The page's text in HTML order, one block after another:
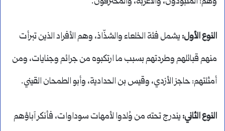
النوع الأول:يشمل فئة الخلعاء والشذّاذ، وهم الأفراد الذين تبرأت
منهم قبائلهم وطردتهم بسبب ما ارتكبوه من جرائم وجنايات، ومن
أمثلتهم: حاجز الأزدي، وقيس بن الحدادية، وأبو الطمحان القيني.
النوع الثاني:يندرج تحته من وُلدوا لأمهات سوداوات، فأنكر آباؤهم